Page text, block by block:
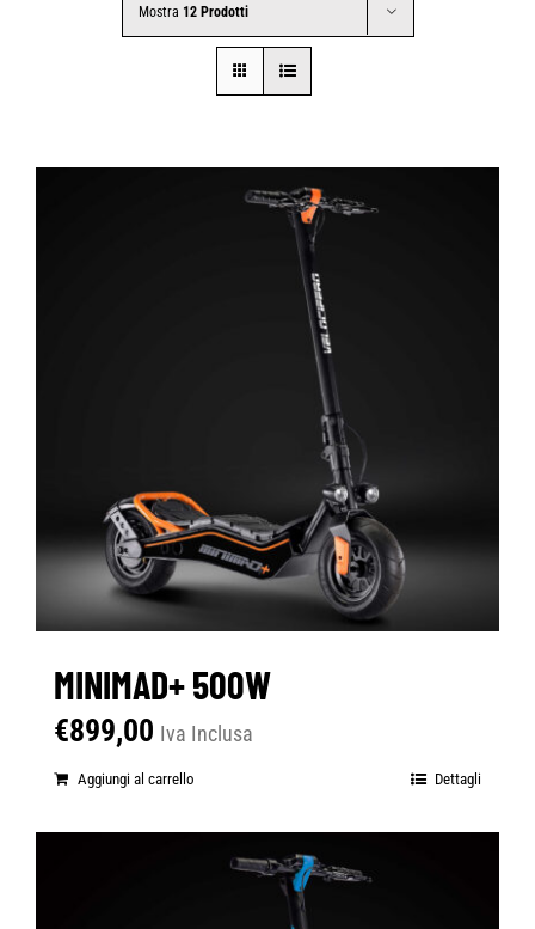
CONTATTI
ACCOUNT
CARRELLO
Mostra 12 Prodotti
MINIMAD+ 500W
€899,00 Iva Inclusa
Aggiungi al carrello Dettagli